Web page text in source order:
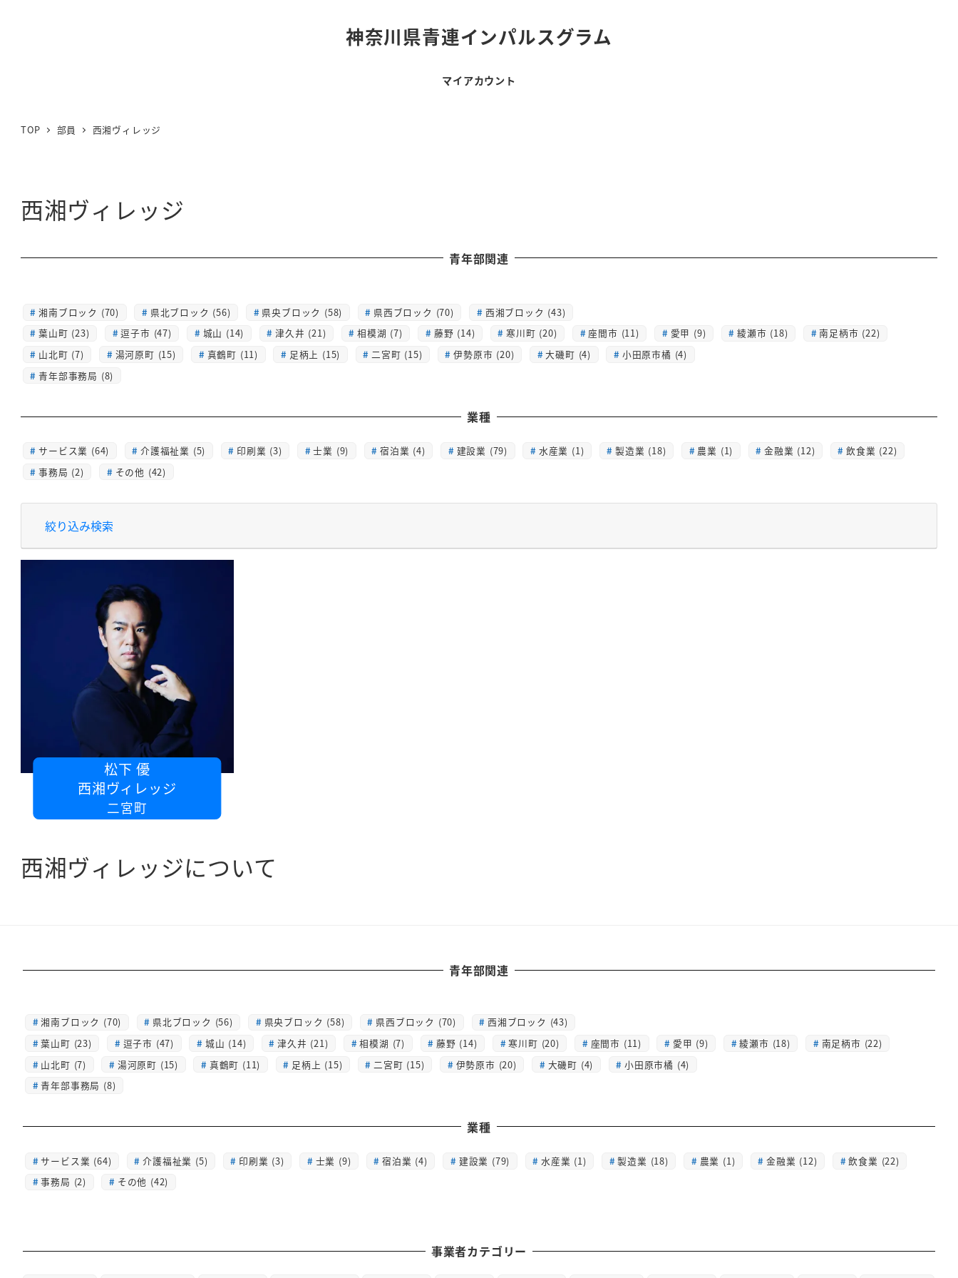
神奈川県青連インパルスグラム
マイアカウント
TOP 部員 西湘ヴィレッジ
西湘ヴィレッジ
青年部関連
湘南ブロック (70) 県北ブロック (56) 県央ブロック (58) 県西ブロック (70)
西湘ブロック (43)
葉山町 (23)
逗子市 (47) 城山 (14) 津久井 (21) 相模湖 (7) 藤野 (14) 寒川町 (20) 座間市 (11) 愛甲 (9) 綾瀬市 (18)
南足柄市 (22)
山北町 (7)
湯河原町 (15) 真鶴町 (11) 足柄上 (15) 二宮町 (15) 伊勢原市 (20) 大磯町 (4)
小田原市橘 (4)
青年部事務局 (8)
業種
サービス業 (64) 介護福祉業 (5) 印刷業 (3) 士業 (9) 宿泊業 (4) 建設業 (79) 水産業 (1) 製造業 (18) 農業 (1) 金融業 (12)
飲食業 (22)
事務局 (2)
その他 (42)
絞り込み検索
松下 優
西湘ヴィレッジ
二宮町
西湘ヴィレッジについて
青年部関連
湘南ブロック (70) 県北ブロック (56) 県央ブロック (58) 県西ブロック (70)
西湘ブロック (43)
葉山町 (23)
逗子市 (47) 城山 (14) 津久井 (21) 相模湖 (7) 藤野 (14) 寒川町 (20) 座間市 (11) 愛甲 (9) 綾瀬市 (18)
南足柄市 (22)
山北町 (7)
湯河原町 (15) 真鶴町 (11) 足柄上 (15) 二宮町 (15) 伊勢原市 (20) 大磯町 (4)
小田原市橘 (4)
青年部事務局 (8)
業種
サービス業 (64) 介護福祉業 (5) 印刷業 (3) 士業 (9) 宿泊業 (4) 建設業 (79) 水産業 (1) 製造業 (18) 農業 (1) 金融業 (12)
飲食業 (22)
事務局 (2)
その他 (42)
事業者カテゴリー